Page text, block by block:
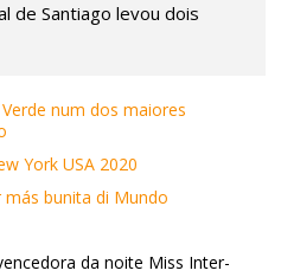
de Santiago levou dois
num dos maiores
York USA 2020
bunita di Mundo
da noite Miss Inter-